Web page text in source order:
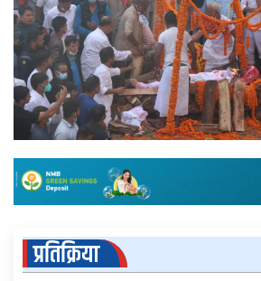
प्रतिक्रिया